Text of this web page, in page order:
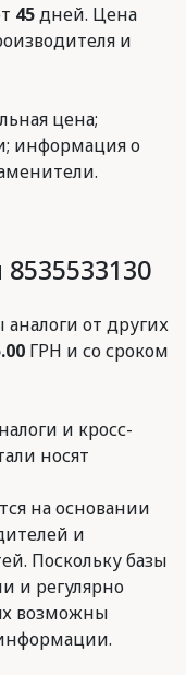
45дней. Цена
и
цена;
информация о
от других
ГРН и со сроком
и кросс-
носят
на основании
и
Поскольку базы
и регулярно
возможны